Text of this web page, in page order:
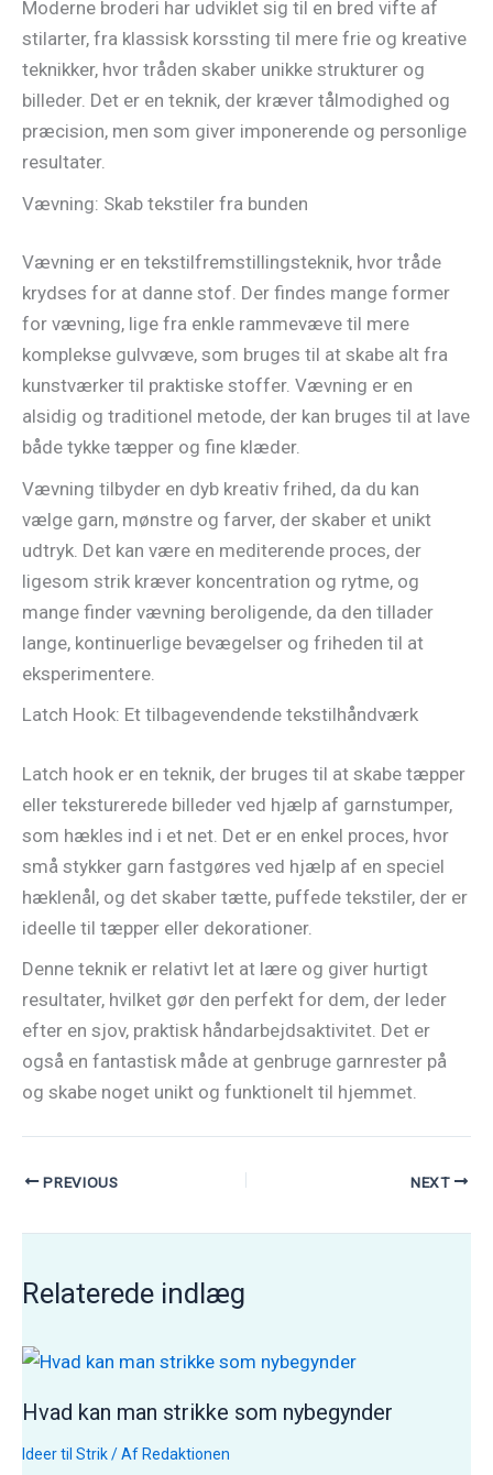
Moderne broderi har udviklet sig til en bred vifte af
stilarter, fra klassisk korssting til mere frie og kreative
teknikker, hvor tråden skaber unikke strukturer og
billeder. Det er en teknik, der kræver tålmodighed og
præcision, men som giver imponerende og personlige
resultater.
Vævning: Skab tekstiler fra bunden
Vævning er en tekstilfremstillingsteknik, hvor tråde
krydses for at danne stof. Der findes mange former
for vævning, lige fra enkle rammevæve til mere
komplekse gulvvæve, som bruges til at skabe alt fra
kunstværker til praktiske stoffer. Vævning er en
alsidig og traditionel metode, der kan bruges til at lave
både tykke tæpper og fine klæder.
Vævning tilbyder en dyb kreativ frihed, da du kan
vælge garn, mønstre og farver, der skaber et unikt
udtryk. Det kan være en mediterende proces, der
ligesom strik kræver koncentration og rytme, og
mange finder vævning beroligende, da den tillader
lange, kontinuerlige bevægelser og friheden til at
eksperimentere.
Latch Hook: Et tilbagevendende tekstilhåndværk
Latch hook er en teknik, der bruges til at skabe tæpper
eller teksturerede billeder ved hjælp af garnstumper,
som hækles ind i et net. Det er en enkel proces, hvor
små stykker garn fastgøres ved hjælp af en speciel
hæklenål, og det skaber tætte, puffede tekstiler, der er
ideelle til tæpper eller dekorationer.
Denne teknik er relativt let at lære og giver hurtigt
resultater, hvilket gør den perfekt for dem, der leder
efter en sjov, praktisk håndarbejdsaktivitet. Det er
også en fantastisk måde at genbruge garnrester på
og skabe noget unikt og funktionelt til hjemmet.
PREVIOUS NEXT
Relaterede indlæg
Hvad kan man strikke som nybegynder
Ideer til Strik/ Af Redaktionen